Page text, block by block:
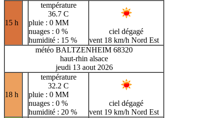
15 h
température
36.7 C
pluie : 0 MM
nuages : 0 %
humidité : 15 %
ciel dégagé
vent 18 km/h Nord Est
météo BALTZENHEIM 68320
haut-rhin alsace
jeudi 13 aout 2026
18 h
température
32.2 C
pluie : 0 MM
nuages : 0 %
humidité : 20 %
ciel dégagé
vent 19 km/h Nord Est